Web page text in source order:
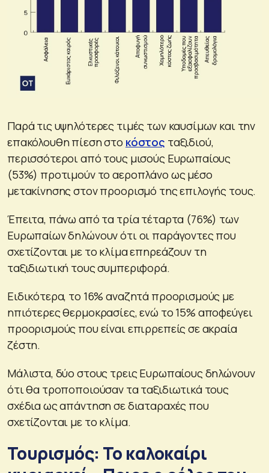
Παρά τις υψηλότερες τιμές των καυσίμων και την
επακόλουθη πίεση στο κόστος ταξιδιού,
περισσότεροι από τους μισούς Ευρωπαίους
(53%) προτιμούν το αεροπλάνο ως μέσο
μετακίνησης στον προορισμό της επιλογής τους.
Έπειτα, πάνω από τα τρία τέταρτα (76%) των
Ευρωπαίων δηλώνουν ότι οι παράγοντες που
σχετίζονται με το κλίμα επηρεάζουν τη
ταξιδιωτική τους συμπεριφορά.
Ειδικότερα, το 16% αναζητά προορισμούς με
ηπιότερες θερμοκρασίες, ενώ το 15% αποφεύγει
προορισμούς που είναι επιρρεπείς σε ακραία
ζέστη.
Μάλιστα, δύο στους τρεις Ευρωπαίους δηλώνουν
ότι θα τροποποιούσαν τα ταξιδιωτικά τους
σχέδια ως απάντηση σε διαταραχές που
σχετίζονται με το κλίμα.
Τουρισμός: Το καλοκαίρι